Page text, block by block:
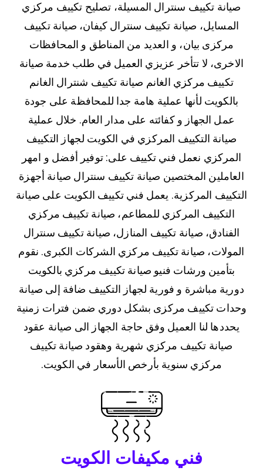
صيانة تكييف سنترال المسيلة، تصليح تكييف مركزي
المسايل، صيانة تكييف سنترال كيفان، صيانة تكييف
مركزى بيان، و العديد من المناطق و المحافظات
الاخرى، لا تتأخر عزيزي العميل في طلب خدمة صيانة
تكييف مركزي الغانم صيانة تكييف شنترال الغانم
بالكويت لأنها عملية هامة جدا للمحافظة على جودة
عمل الجهاز و كفائته على مدار العام. خلال عملية
صيانة التكييف المركزي في الكويت لجهاز التكييف
المركزي نعمل فني تكييف على: توفير أفضل و امهر
العاملين المختصين صيانة تكييف سنترال صيانة أجهزة
التكييف المركزية. يعمل فني تكييف الكويت على صيانة
التكييف المركزي للمطاعم، صيانة تكييف مركزي
الفنادق، صيانة تكييف المنازل، صيانة تكييف سنترال
المولات، صيانة تكييف مركزي الشركات الكبرى. نقوم
بتأمين ورشات فنيو صيانة تكييف مركزي بالكويت
دورية مباشرة و فورية لجهاز التكييف ضافة إلى صيانة
وحدات تكييف مركزى بشكل دوري ضمن فترات زمنية
يحددها لنا العميل وفق حاجة الجهاز الى صيانة عقود
صيانة تكييف مركزي شهرية وهقود صيانة تكييف
مركزي سنوية بأرخص الأسعار في الكويت.
فني مكيفات الكويت